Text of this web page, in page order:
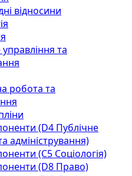
відносини
та
робота та
(D4 Публічне
адміністрування)
(С5 Соціологія)
(D8 Право)